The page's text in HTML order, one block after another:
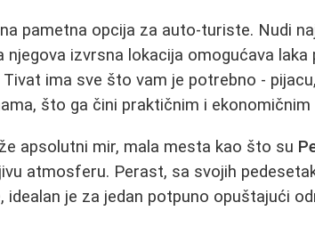
pametna opcija za auto-turiste. Nudi
njegova izvrsna lokacija omogućava
Tivat ima sve što vam je potrebno -
što ga čini praktičnim i
apsolutni mir, mala mesta kao što su
atmosferu. Perast, sa svojih
idealan je za jedan potpuno opuštajući